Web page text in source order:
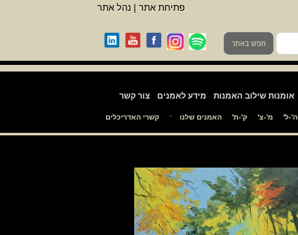
ה'-ל' מ'-צ' ק'-ת' האמנים שלנו קשרי האדריכלים
אומנות שילוב האמנות מידע לאמנים צור קשר
פתיחת אתר נהל אתר
חפש באתר